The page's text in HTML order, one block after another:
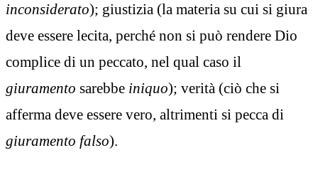
inconsiderato); giustizia (la materia su cui si giura
deve essere lecita, perché non si può rendere Dio
complice di un peccato, nel qual caso il
giuramento sarebbe iniquo); verità (ciò che si
afferma deve essere vero, altrimenti si pecca di
giuramento falso).